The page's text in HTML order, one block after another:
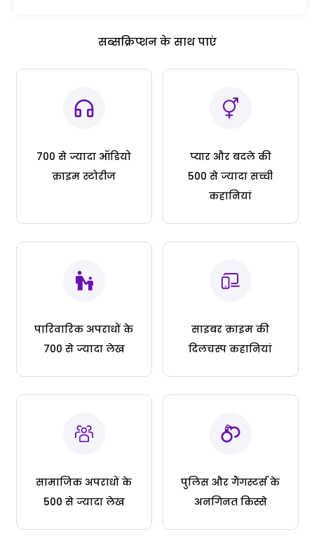
सब्सक्रिप्शन के साथ पाएं
700 से ज्यादा ऑडियो
क्राइम स्टोरीज
प्यार और बदले की
500 से ज्यादा सच्ची
कहानियां
पारिवारिक अपराधों के
700 से ज्यादा लेख
साइबर क्राइम की
दिलचस्प कहानियां
सामाजिक अपराधों के
500 से ज्यादा लेख
पुलिस और गैंगस्टर्स के
अनगिनत किस्से